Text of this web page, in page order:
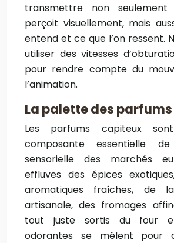
transmettre non
perçoit visuellement, mais
entend et ce que l’on ressent.
utiliser des vitesses
pour rendre compte du
l’animation.
La palette des parfums
Les parfums capiteux
composante essentielle de
sensorielle des marchés
effluves des épices
aromatiques fraîches, de
artisanale, des fromages
tout juste sortis du four
odorantes se mêlent pour